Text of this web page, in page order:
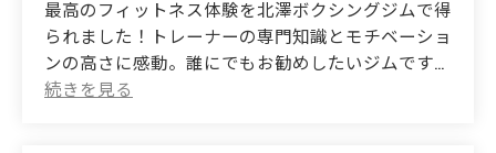
精神力が鍛えられます。
老若男女問わず、オススメできるジムです⤴️
最高のフィットネス体験を北澤ボクシングジムで得
られました！トレーナーの専門知識とモチベーショ
ンの高さに感動。誰にでもお勧めしたいジムです！